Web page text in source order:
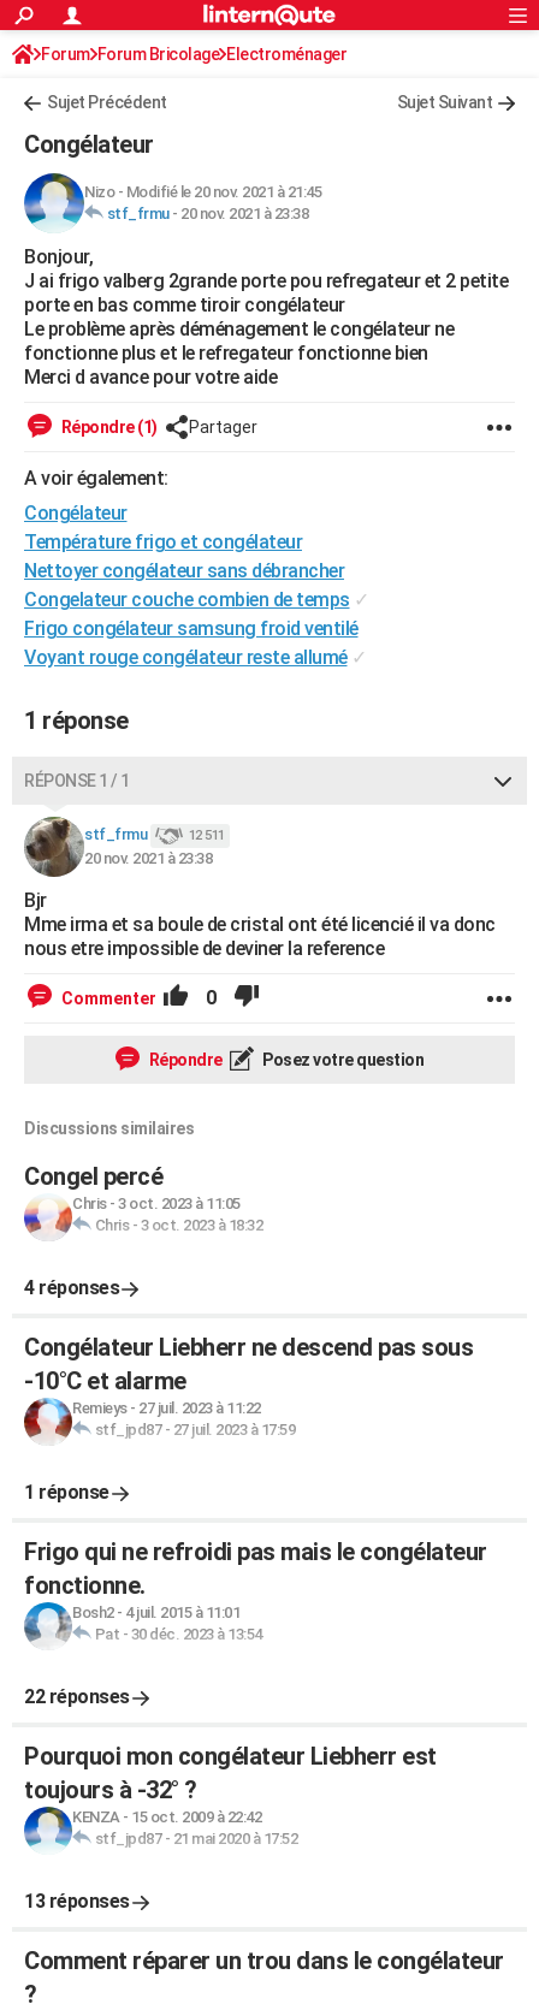
ACTUALITÉS
Politique
Société
Faits Divers
Education
Monde
Villes
+
FINANCE
Retraite
Impôts
Epargne
Immobilier
Risques naturels par ville
Banque
Assurance
Crédit
AUTO
Essais
Réserver un essai
Citadines
Berlines
SUV
Forum auto
+HIGH-TECH
Mobiles
Meilleur smartphone
Internet
Ordinateurs
Jeux vidéo
Guide high-tech
+BRICOLAGE
Forum
Aménagement intérieur
Extérieur
Cuisine
Salle de bains
Jardinage
Rangement
WEEK-END
Guides de France
Escapades
Patrimoine
Expositions
Musées
Week-end nature
LIFESTYLE
SANTE
Alimentation
Guide de la santé
Maladies
Médicaments
Sommeil
VOYAGE
Destinations
City break
Voyage nature
Voyage de noces
Forum
Climat
+PHOTO
GUIDES D'ACHAT
BONS PLANS
CARTE DE VOEUX
COPAINS D'AVANT
S'inscrire
Se connecter
Lycées
Collèges
Primaires
Universités
Entreprises
Service militaire
Avis de recherche
AVIS DE DÉCÈS
FORUM
Bricolage
Lifestyle
Culture
Sport
Auto
Television
Voyage
Cinema
S'inscrire
Connexion
Forum Forum Bricolage Electroménager
Sujet Précédent Sujet Suivant
Congélateur
Nizo- Modifié le 20 nov. 2021 à 21:45
stf_frmu- 20 nov. 2021 à 23:38
Bonjour,
J ai frigo valberg 2grande porte pou refregateur et 2 petite
porte en bas comme tiroir congélateur
Le problème après déménagement le congélateur ne
fonctionne plus et le refregateur fonctionne bien
Merci d avance pour votre aide
Répondre (1) Partager
A voir également:
Congélateur
Température frigo et congélateur
Nettoyer congélateur sans débrancher
Congelateur couche combien de temps ✓
Frigo congélateur samsung froid ventilé
Voyant rouge congélateur reste allumé ✓
1 réponse
RÉPONSE 1 / 1
stf_frmu 12 511
20 nov. 2021 à 23:38
Bjr
Mme irma et sa boule de cristal ont été licencié il va donc
nous etre impossible de deviner la reference
Commenter 0
Répondre Posez votre question
Discussions similaires
Congel percé
Chris- 3 oct. 2023 à 11:05
Chris- 3 oct. 2023 à 18:32
4 réponses
Congélateur Liebherr ne descend pas sous
-10°C et alarme
Remieys- 27 juil. 2023 à 11:22
stf_jpd87- 27 juil. 2023 à 17:59
1 réponse
Frigo qui ne refroidi pas mais le congélateur
fonctionne.
Bosh2- 4 juil. 2015 à 11:01
Pat - 30 déc. 2023 à 13:54
22 réponses
Pourquoi mon congélateur Liebherr est
toujours à -32° ?
KENZA- 15 oct. 2009 à 22:42
stf_jpd87- 21 mai 2020 à 17:52
13 réponses
Comment réparer un trou dans le congélateur
?